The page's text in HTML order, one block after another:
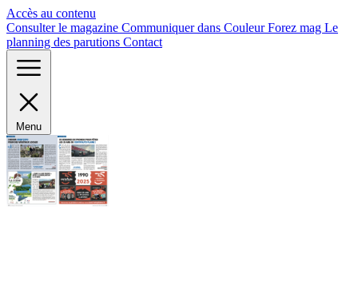
Accès au contenu
Consulter le magazine Communiquer dans Couleur Forez mag Le
planning des parutions Contact
Menu
Panneau de gestion des cookies